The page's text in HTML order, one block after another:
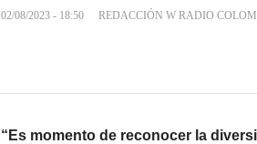
02/08/2023 - 18:50 REDACCIÓN W RADIO
“Es momento de reconocer la